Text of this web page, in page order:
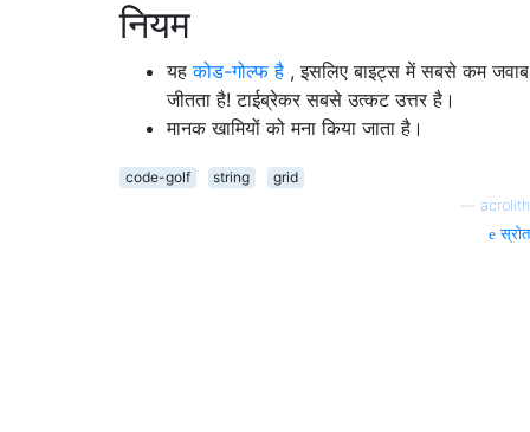
नियम
यहकोड-गोल्फ है , इसलिए बाइट्स में सबसे कम जवाब
जीतता है! टाईब्रेकर सबसे उत्कट उत्तर है।
मानक खामियों को मना किया जाता है।
code-golf string
grid
acrolith
स्रोत